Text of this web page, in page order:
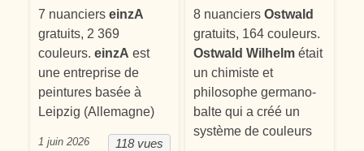
7 nuancierseinzA
gratuits, 2 369
couleurs.einzA est
une entreprise de
peintures basée à
Leipzig (Allemagne)
118 vues
1 juin 2026
8 nuanciers Ostwald
gratuits, 164 couleurs.
Ostwald Wilhelmétait
un chimiste et
philosophe germano-
balte qui a créé un
système de couleurs